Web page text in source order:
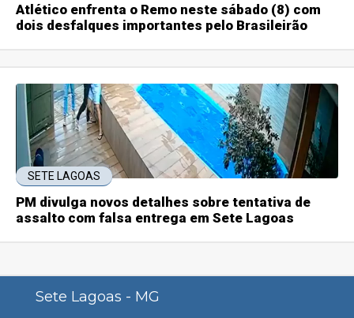
Atlético enfrenta o Remo neste sábado (8) com
dois desfalques importantes pelo Brasileirão
SETE LAGOAS
PM divulga novos detalhes sobre tentativa de
assalto com falsa entrega em Sete Lagoas
Sete Lagoas - MG